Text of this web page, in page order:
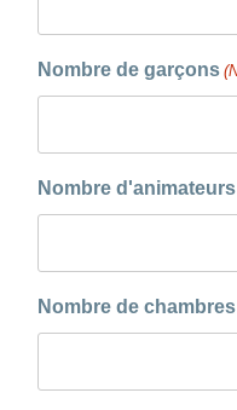
Nombre de garçons
Nombre d'animateurs
Nombre de